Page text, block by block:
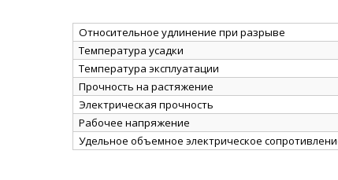
Относительное удлинение при разрыве
Температура усадки
Температура эксплуатации
Прочность на растяжение
Электрическая прочность
Рабочее напряжение
Удельное объемное электрическое